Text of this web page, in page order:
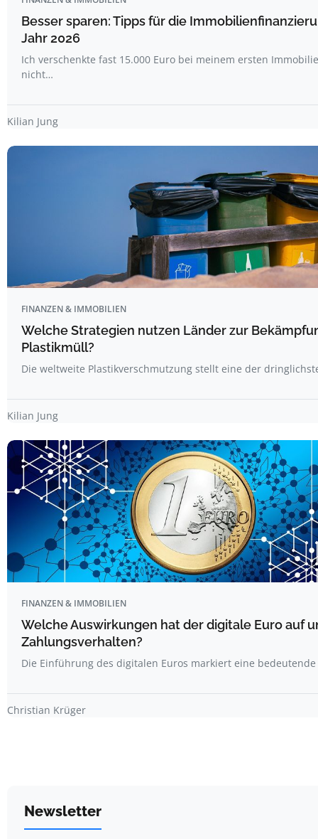
Besser sparen: Tipps für die
Jahr 2026
Ich verschenkte fast 15.000 Euro bei meinem ersten
nicht…
Kilian Jung
FINANZEN & IMMOBILIEN
Welche Strategien nutzen Länder zur
Plastikmüll?
Die weltweite Plastikverschmutzung stellt eine der
Kilian Jung
FINANZEN & IMMOBILIEN
Welche Auswirkungen hat der digitale Euro auf
Zahlungsverhalten?
Die Einführung des digitalen Euros markiert eine
Christian Krüger
Newsletter